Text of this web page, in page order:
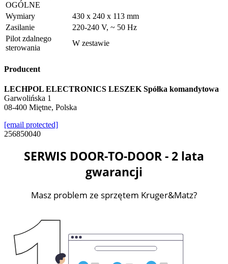
OGÓLNE
Wymiary
430 x 240 x 113 mm
Zasilanie
220-240 V, ~ 50 Hz
Pilot zdalnego
sterowania
W zestawie
Producent
LECHPOL ELECTRONICS LESZEK Spółka komandytowa
Garwolińska 1
08-400 Miętne, Polska
[email protected]
256850040
SERWIS DOOR-TO-DOOR - 2 lata
gwarancji
Masz problem ze sprzętem Kruger&Matz?